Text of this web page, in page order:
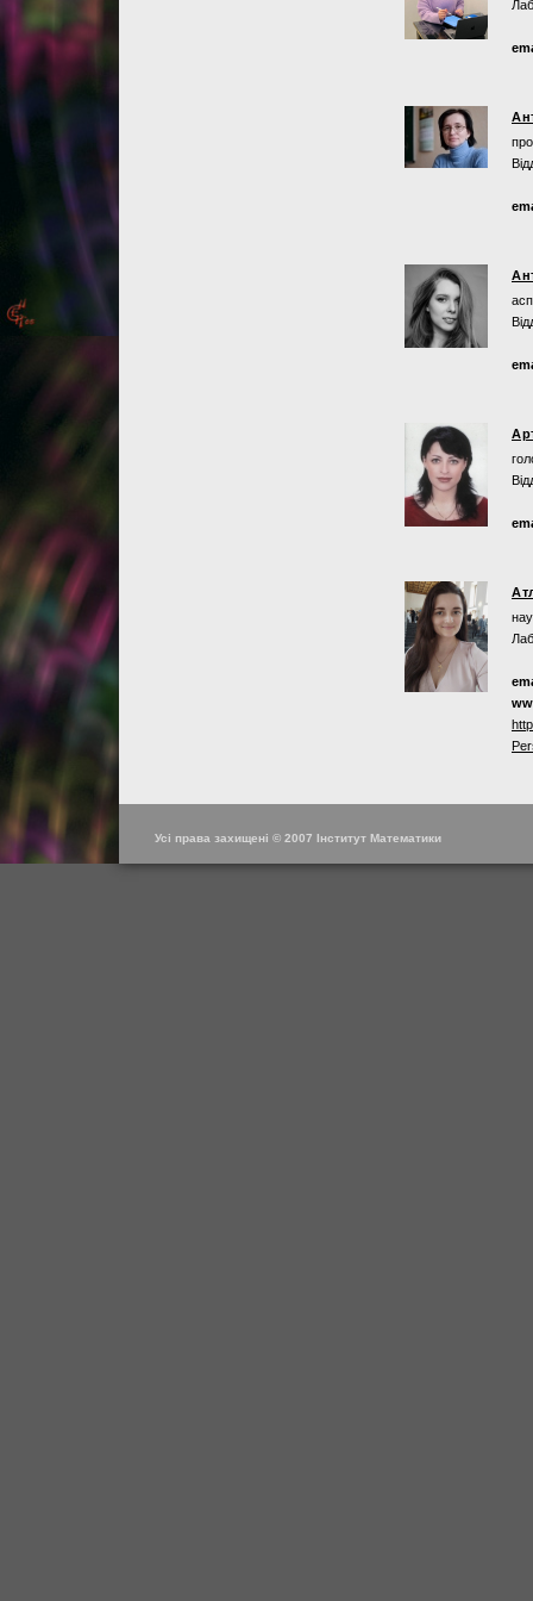
Усі права захищені © 2007 Інститут Математики